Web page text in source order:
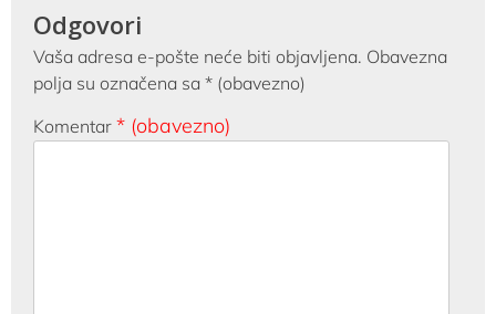
Odgovori
Vaša adresa e-pošte neće biti objavljena. Obavezna
polja su označena sa * (obavezno)
Komentar * (obavezno)